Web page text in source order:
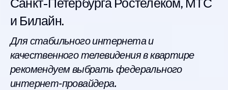
Санкт-Петербурга Ростелеком, МТС
и Билайн.
Для стабильного интернета и
качественного телевидения в квартире
рекомендуем выбрать федерального
интернет-провайдера.